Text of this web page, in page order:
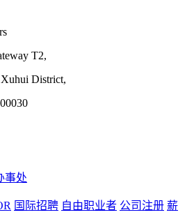
T2,
District,
事处
国际招聘 自由职业者 公司注册 薪